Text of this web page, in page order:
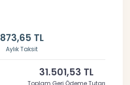
873,65 TL
Aylık Taksit
31.501,53 TL
Toplam Geri Ödeme Tutarı